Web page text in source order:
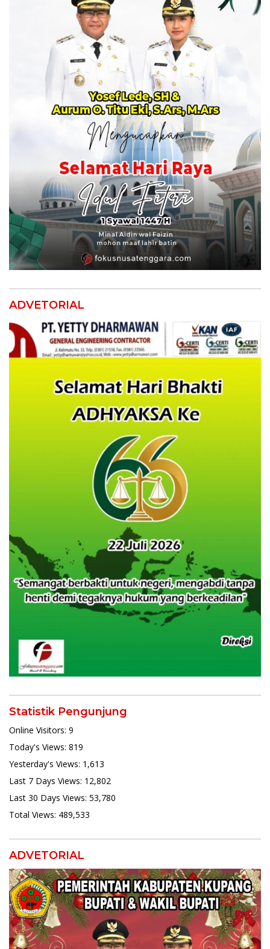
ADVETORIAL
Statistik Pengunjung
Online Visitors: 9
Today's Views: 819
Yesterday's Views: 1,613
Last 7 Days Views: 12,802
Last 30 Days Views: 53,780
Total Views: 489,533
ADVETORIAL